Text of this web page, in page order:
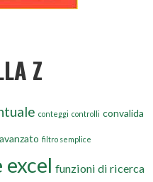
Z
conteggi controlli convalida
filtro semplice
funzioni di ricerca